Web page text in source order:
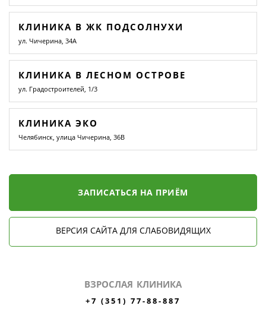
КЛИНИКА В ЖК ПОДСОЛНУХИ
ул. Чичерина, 34А
КЛИНИКА В ЛЕСНОМ ОСТРОВЕ
ул. Градостроителей, 1/3
КЛИНИКА ЭКО
Челябинск, улица Чичерина, 36В
ЗАПИСАТЬСЯ НА ПРИЁМ
ВЕРСИЯ САЙТА ДЛЯ СЛАБОВИДЯЩИХ
ВЗРОСЛАЯ КЛИНИКА
+7 (351) 77-88-887